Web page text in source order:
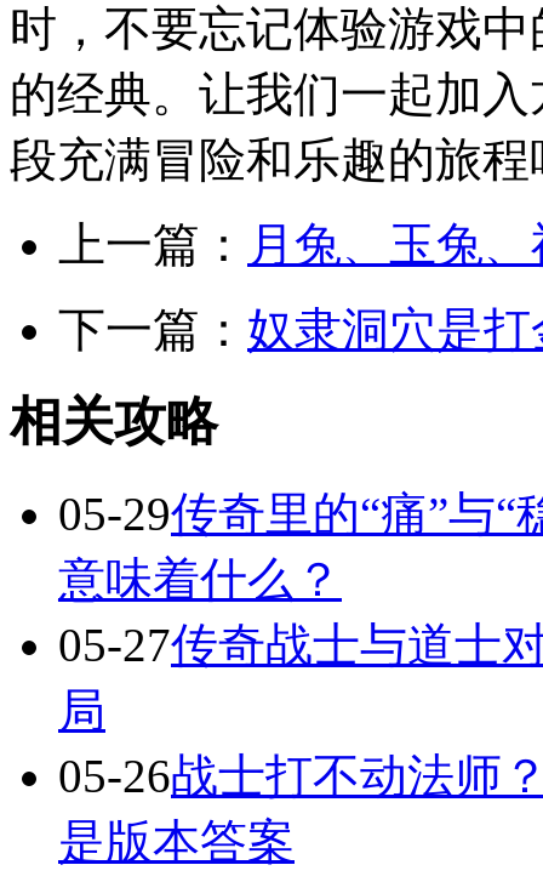
时，不要忘记体验游戏
的经典。让我们一起加
段充满冒险和乐趣的旅程
上一篇： 月兔、玉兔
下一篇： 奴隶洞穴是
相关攻略
05-29传奇里的“痛”与“
意味着什么？
05-27传奇战士与道士
局
05-26战士打不动法师
是版本答案